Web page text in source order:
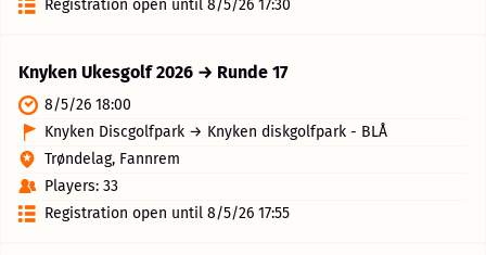
Registration open until 8/5/26 17:30
Knyken Ukesgolf 2026 → Runde 17
8/5/26 18:00
Knyken Discgolfpark → Knyken diskgolfpark - BLÅ
Trøndelag, Fannrem
Players: 33
Registration open until 8/5/26 17:55